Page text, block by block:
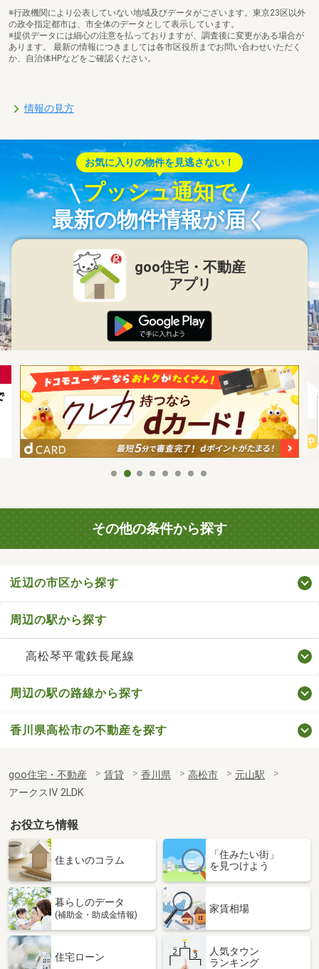
※行政機関により公表していない地域及びデータがございます。東京23区以外
の政令指定都市は、市全体のデータとして表示しています。
※提供データには細心の注意を払っておりますが、調査後に変更がある場合が
あります。 最新の情報につきましては各市区役所までお問い合わせいただく
か、自治体HPなどをご確認ください。
情報の見方
お気に入りの物件を見逃さない！
プッシュ通知で
最新の物件情報が届く
goo住宅・不動産
アプリ
その他の条件から探す
近辺の市区から探す
周辺の駅から探す
高松琴平電鉄長尾線
周辺の駅の路線から探す
香川県高松市の不動産を探す
goo住宅・不動産 賃貸 香川県 高松市
元山駅
アークスⅣ 2LDK
お役立ち情報
住まいのコラム
「住みたい街」
を見つけよう
暮らしのデータ
(補助金・助成金情報)
家賃相場
住宅ローン
人気タウン
ランキング